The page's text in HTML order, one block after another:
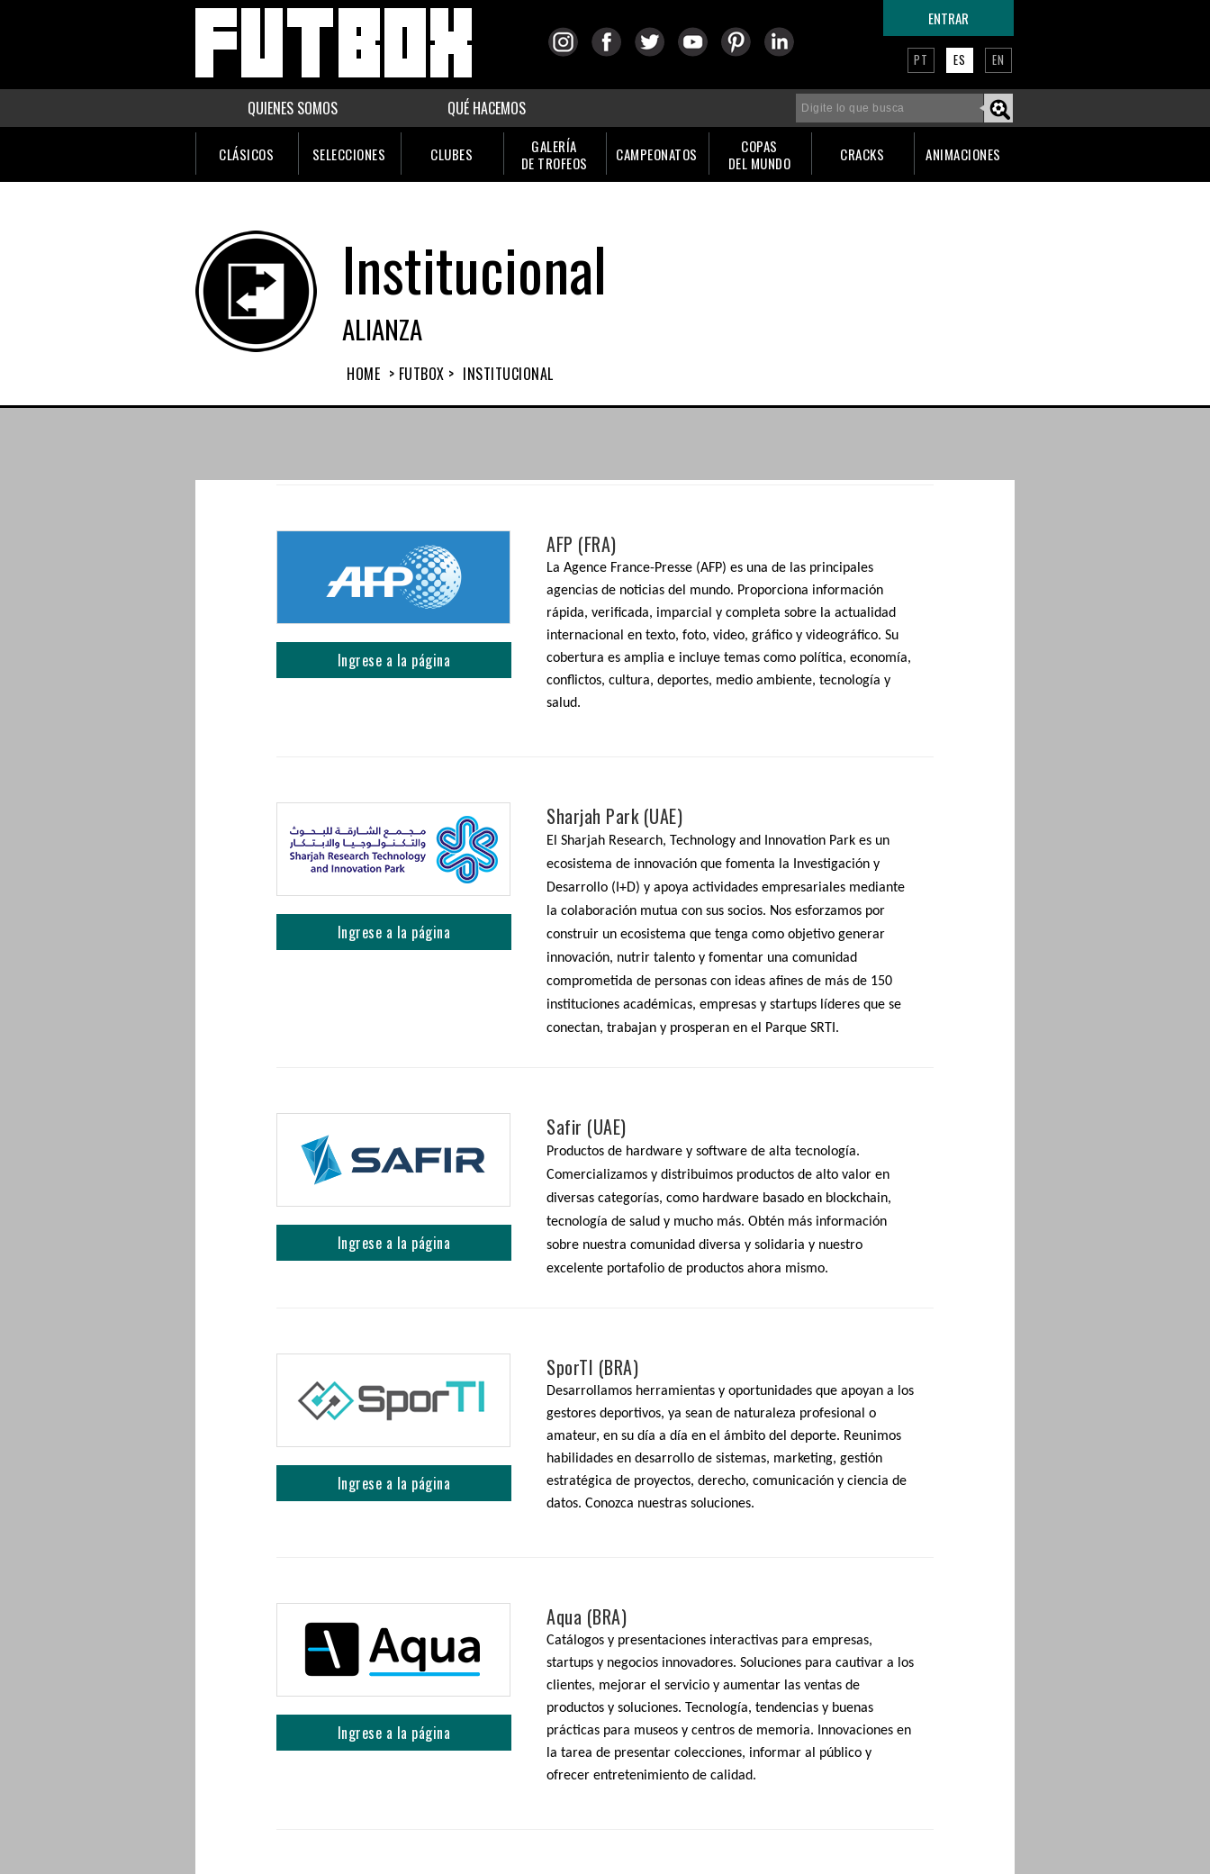
ENTRAR
PT ES EN
QUIENES SOMOS QUÉ HACEMOS
CLÁSICOS SELECCIONES CLUBES
GALERÍA
DE TROFEOS
CAMPEONATOS
COPAS
DEL MUNDO
CRACKS ANIMACIONES
Institucional
ALIANZA
HOME > FUTBOX > INSTITUCIONAL
Ingrese a la página
AFP (FRA)
La Agence France-Presse (AFP) es una de las principales
agencias de noticias del mundo. Proporciona información
rápida, verificada, imparcial y completa sobre la actualidad
internacional en texto, foto, video, gráfico y videográfico. Su
cobertura es amplia e incluye temas como política, economía,
conflictos, cultura, deportes, medio ambiente, tecnología y
salud.
Ingrese a la página
Sharjah Park (UAE)
El Sharjah Research, Technology and Innovation Park es un
ecosistema de innovación que fomenta la Investigación y
Desarrollo (I+D) y apoya actividades empresariales mediante
la colaboración mutua con sus socios. Nos esforzamos por
construir un ecosistema que tenga como objetivo generar
innovación, nutrir talento y fomentar una comunidad
comprometida de personas con ideas afines de más de 150
instituciones académicas, empresas y startups líderes que se
conectan, trabajan y prosperan en el Parque SRTI.
Ingrese a la página
Safir (UAE)
Productos de hardware y software de alta tecnología.
Comercializamos y distribuimos productos de alto valor en
diversas categorías, como hardware basado en blockchain,
tecnología de salud y mucho más. Obtén más información
sobre nuestra comunidad diversa y solidaria y nuestro
excelente portafolio de productos ahora mismo.
Ingrese a la página
SporTI (BRA)
Desarrollamos herramientas y oportunidades que apoyan a los
gestores deportivos, ya sean de naturaleza profesional o
amateur, en su día a día en el ámbito del deporte. Reunimos
habilidades en desarrollo de sistemas, marketing, gestión
estratégica de proyectos, derecho, comunicación y ciencia de
datos. Conozca nuestras soluciones.
Ingrese a la página
Aqua (BRA)
Catálogos y presentaciones interactivas para empresas,
startups y negocios innovadores. Soluciones para cautivar a los
clientes, mejorar el servicio y aumentar las ventas de
productos y soluciones. Tecnología, tendencias y buenas
prácticas para museos y centros de memoria. Innovaciones en
la tarea de presentar colecciones, informar al público y
ofrecer entretenimiento de calidad.